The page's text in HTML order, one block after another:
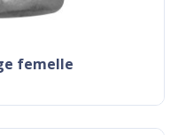
femelle